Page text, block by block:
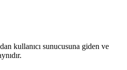
kullanıcı sunucusuna giden ve